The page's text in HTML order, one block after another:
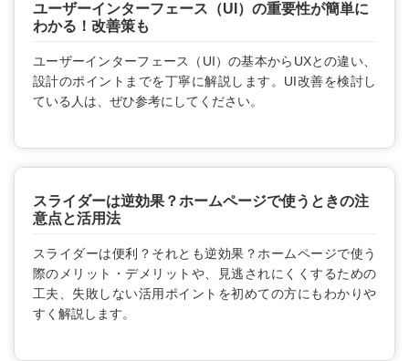
ユーザーインターフェース（UI）の重要性が簡単に
わかる！改善策も
ユーザーインターフェース（UI）の基本からUXとの違い、
設計のポイントまでを丁寧に解説します。UI改善を検討し
ている人は、ぜひ参考にしてください。
スライダーは逆効果？ホームページで使うときの注
意点と活用法
スライダーは便利？それとも逆効果？ホームページで使う
際のメリット・デメリットや、見逃されにくくするための
工夫、失敗しない活用ポイントを初めての方にもわかりや
すく解説します。